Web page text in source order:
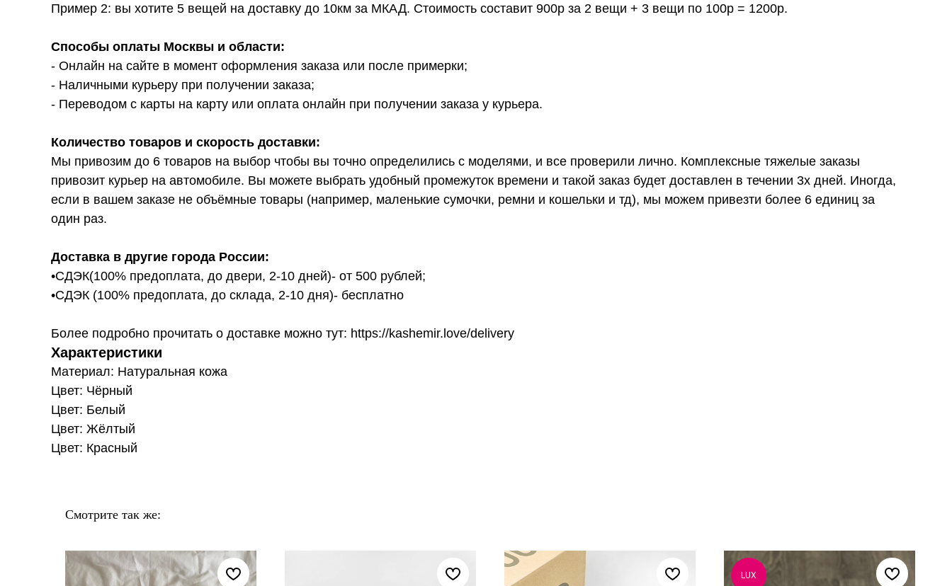
Пример 2: вы хотите 5 вещей на доставку до 10км за МКАД. Стоимость составит 900р за 2 вещи + 3 вещи по 100р = 1200р.
Способы оплаты Москвы и области:
- Онлайн на сайте в момент оформления заказа или после примерки;
- Наличными курьеру при получении заказа;
- Переводом с карты на карту или оплата онлайн при получении заказа у курьера.
Количество товаров и скорость доставки:
Мы привозим до 6 товаров на выбор чтобы вы точно определились с моделями, и все проверили лично. Комплексные тяжелые заказы
привозит курьер на автомобиле. Вы можете выбрать удобный промежуток времени и такой заказ будет доставлен в течении 3х дней. Иногда,
если в вашем заказе не объёмные товары (например, маленькие сумочки, ремни и кошельки и тд), мы можем привезти более 6 единиц за
один раз.
Доставка в другие города России:
•СДЭК(100% предоплата, до двери, 2-10 дней)- от 500 рублей;
•СДЭК (100% предоплата, до склада, 2-10 дня)- бесплатно
Более подробно прочитать о доставке можно тут: https://kashemir.love/delivery
Характеристики
Материал: Натуральная кожа
Цвет: Чёрный
Цвет: Белый
Цвет: Жёлтый
Цвет: Красный
Смотрите так же:
LUX